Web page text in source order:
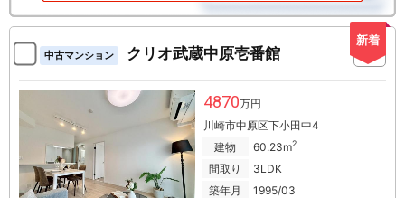
新着
中古マンション クリオ武蔵中原壱番館
4870万円
川崎市中原区下小田中4
建物
60.23m2
間取り
3LDK
築年月
1995/03